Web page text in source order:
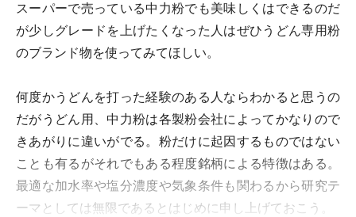
スーパーで売っている中力粉でも美味しくはできるのだ
が少しグレードを上げたくなった人はぜひうどん専用粉
のブランド物を使ってみてほしい。
何度かうどんを打った経験のある人ならわかると思うの
だがうどん用、中力粉は各製粉会社によってかなりので
きあがりに違いがでる。粉だけに起因するものではない
ことも有るがそれでもある程度銘柄による特徴はある。
最適な加水率や塩分濃度や気象条件も関わるから研究テ
ーマとしては無限であるとはじめに申し上げておこう。